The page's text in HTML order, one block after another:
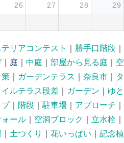
26 27 28 29
リアコンテスト 勝手口階段
｜ 庭 中庭 部屋から見る庭
空
策 ガーデンテラス 奈良市
タ
イルテラス段差 ガーデン
ゆと
プ｜ 階段 駐車場 アプローチ
ール 空洞ブロック 立水栓
土つくり 花いっぱい
記念植